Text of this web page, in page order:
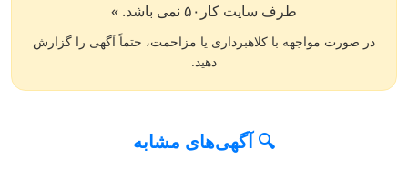
طرف سایت کار۵۰ نمی باشد. »
در صورت مواجهه با کلاهبرداری یا مزاحمت، حتماً آگهی را گزارش
دهید.
🔍 آگهی‌های مشابه